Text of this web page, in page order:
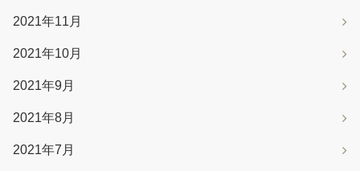
2021年11月
2021年10月
2021年9月
2021年8月
2021年7月